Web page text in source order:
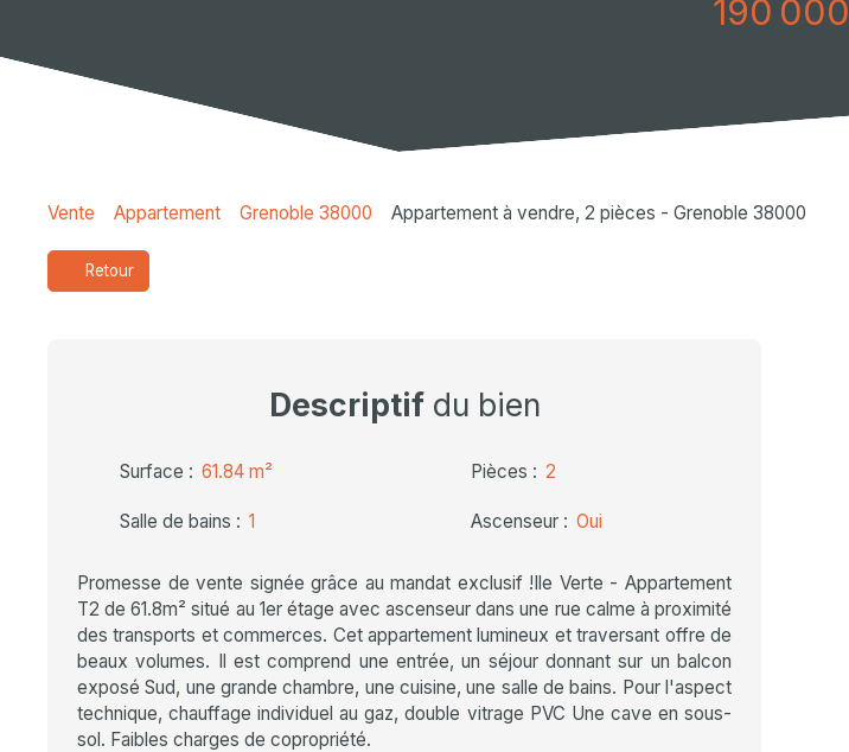
190 000
Vente Appartement Grenoble 38000 Appartement à vendre, 2 pièces - Grenoble 38000
Retour
Descriptifdu bien
Surface : 61.84 m² Pièces : 2
Salle de bains : 1 Ascenseur : Oui
Promesse de vente signée grâce au mandat exclusif !Ile Verte - Appartement
T2 de 61.8m² situé au 1er étage avec ascenseur dans une rue calme à proximité
des transports et commerces. Cet appartement lumineux et traversant offre de
beaux volumes. Il est comprend une entrée, un séjour donnant sur un balcon
exposé Sud, une grande chambre, une cuisine, une salle de bains. Pour l'aspect
technique, chauffage individuel au gaz, double vitrage PVC Une cave en sous-
sol. Faibles charges de copropriété.